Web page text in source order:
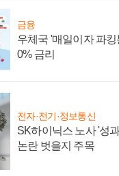
금융
우체국 '매일이자 파
0% 금리
전자·전기·정보통신
SK하이닉스 노사 '성
논란 벗을지 주목